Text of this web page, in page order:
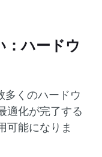
：ハードウ
多くのハードウ
適化が完了する
可能になりま